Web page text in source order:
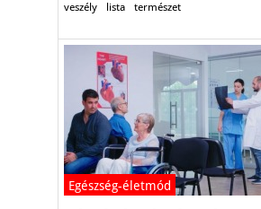
veszély lista természet
Egészség-életmód